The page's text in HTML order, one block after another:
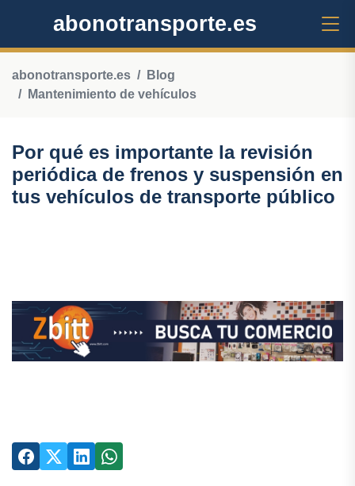
abonotransporte.es
abonotransporte.es
Blog
Mantenimiento de vehículos
Por qué es importante la revisión
periódica de frenos y suspensión en
tus vehículos de transporte público